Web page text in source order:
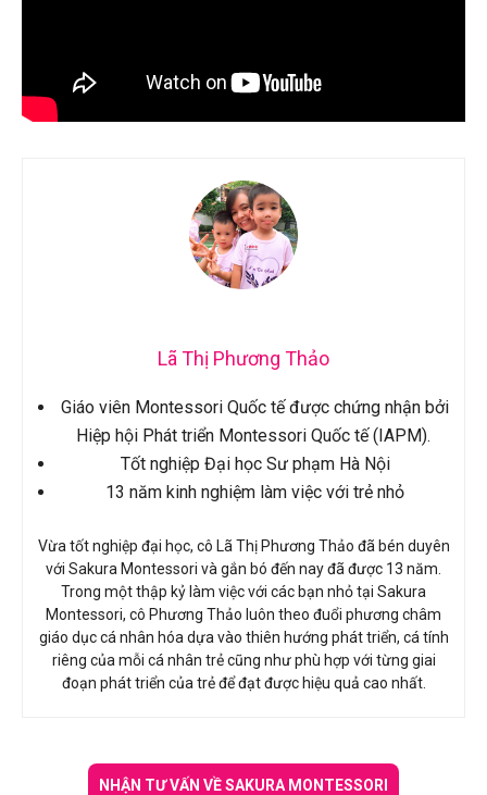
Lã Thị Phương Thảo
Giáo viên Montessori Quốc tế được chứng nhận bởi
Hiệp hội Phát triển Montessori Quốc tế (IAPM).
Tốt nghiệp Đại học Sư phạm Hà Nội
13 năm kinh nghiệm làm việc với trẻ nhỏ
Vừa tốt nghiệp đại học, cô Lã Thị Phương Thảo đã bén duyên
với Sakura Montessori và gắn bó đến nay đã được 13 năm.
Trong một thập kỷ làm việc với các bạn nhỏ tại Sakura
Montessori, cô Phương Thảo luôn theo đuổi phương châm
giáo dục cá nhân hóa dựa vào thiên hướng phát triển, cá tính
riêng của mỗi cá nhân trẻ cũng như phù hợp với từng giai
đoạn phát triển của trẻ để đạt được hiệu quả cao nhất.
NHẬN TƯ VẤN VỀ SAKURA MONTESSORI